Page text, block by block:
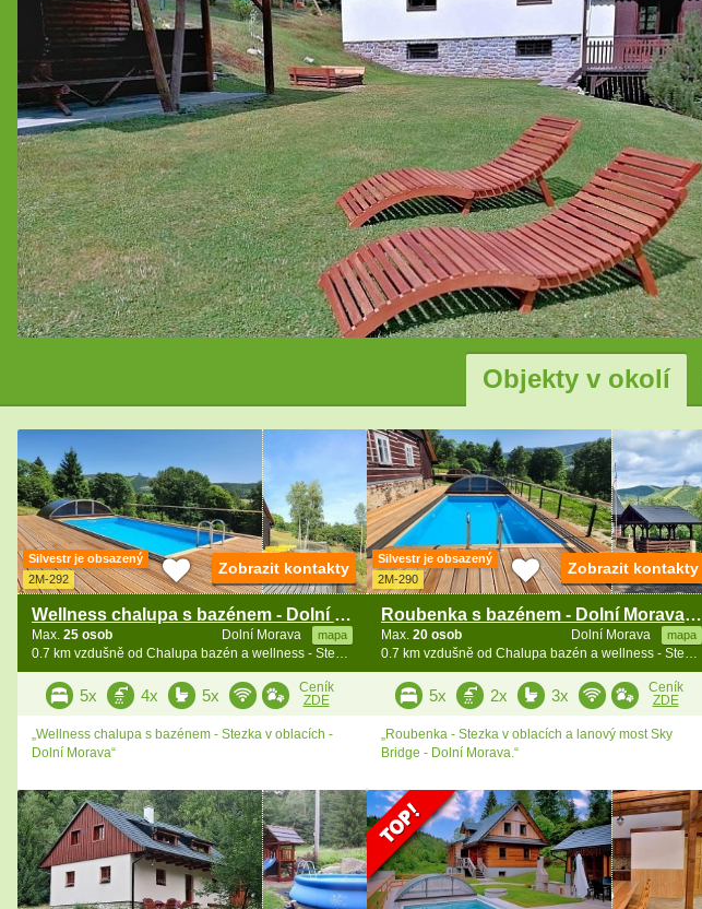
Objekty v okolí
Silvestr je obsazený
2M-292
Wellness chalupa s bazénem - Dolní Morava
Dolní Morava mapa
Max. 25 osob
0.7 km vzdušně od Chalupa bazén a wellness - Stezka v oblacích
Zobrazit kontakty
5x 4x 5x
Ceník
ZDE
„Wellness chalupa s bazénem - Stezka v oblacích -
Dolní Morava“
Silvestr je obsazený
2M-290
Roubenka s bazénem - Dolní Morava - Sky Bridge
Dolní Morava mapa
Max. 20 osob
0.7 km vzdušně od Chalupa bazén a wellness - Stezka v oblacích
Zobrazit kontakty
5x 2x 3x
Ceník
ZDE
„Roubenka - Stezka v oblacích a lanový most Sky
Bridge - Dolní Morava.“